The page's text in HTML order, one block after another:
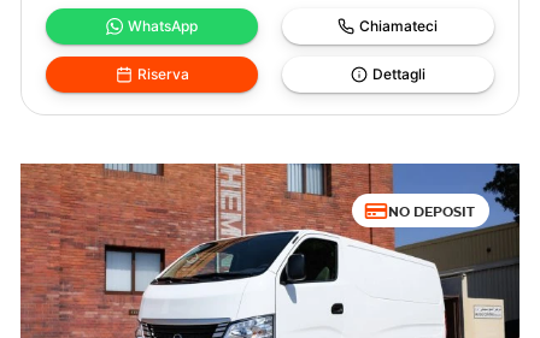
WhatsApp Chiamateci
Riserva Dettagli
NO DEPOSIT